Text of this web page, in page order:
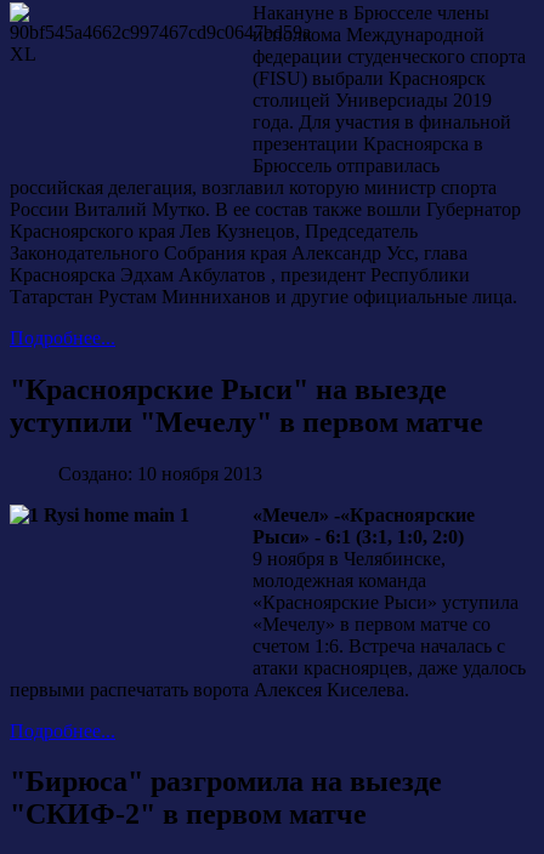
Накануне в Брюсселе члены
исполкома Международной
федерации студенческого спорта
(FISU) выбрали Красноярск
столицей Универсиады 2019
года. Для участия в финальной
презентации Красноярска в
Брюссель отправилась
российская делегация, возглавил которую министр спорта
России Виталий Мутко. В ее состав также вошли Губернатор
Красноярского края Лев Кузнецов, Председатель
Законодательного Собрания края Александр Усс, глава
Красноярска Эдхам Акбулатов , президент Республики
Татарстан Рустам Минниханов и другие официальные лица.
Подробнее...
"Красноярские Рыси" на выезде
уступили "Мечелу" в первом матче
Создано: 10 ноября 2013
«Мечел» -«Красноярские
Рыси» - 6:1 (3:1, 1:0, 2:0)
9 ноября в Челябинске,
молодежная команда
«Красноярские Рыси» уступила
«Мечелу» в первом матче со
счетом 1:6. Встреча началась с
атаки красноярцев, даже удалось
первыми распечатать ворота Алексея Киселева.
Подробнее...
"Бирюса" разгромила на выезде
"СКИФ-2" в первом матче